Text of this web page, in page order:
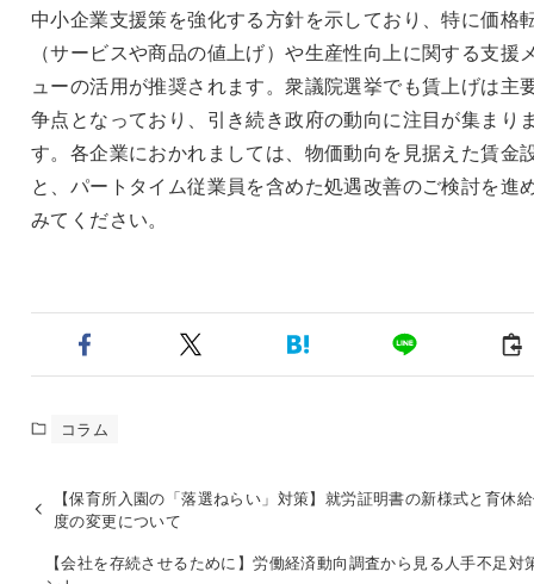
中小企業支援策を強化する方針を示しており、特に価格
（サービスや商品の値上げ）や生産性向上に関する支援
ューの活用が推奨されます。衆議院選挙でも賃上げは主
争点となっており、引き続き政府の動向に注目が集まり
す。各企業におかれましては、物価動向を見据えた賃金
と、パートタイム従業員を含めた処遇改善のご検討を進
みてください。
コラム
【保育所入園の「落選ねらい」対策】就労証明書の新様式と育休
度の変更について
【会社を存続させるために】労働経済動向調査から見る人手不足対